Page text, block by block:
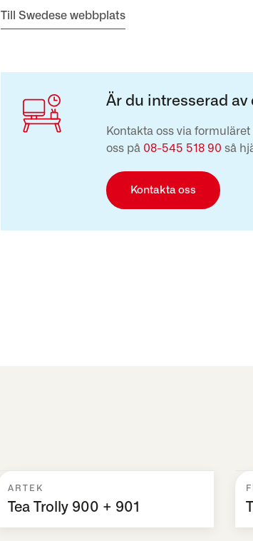
Till Swedese webbplats
Är du intresserad
Kontakta oss via
oss på 08-545 518 90 så
Kontakta oss
ARTEK
Tea Trolly 900 + 901